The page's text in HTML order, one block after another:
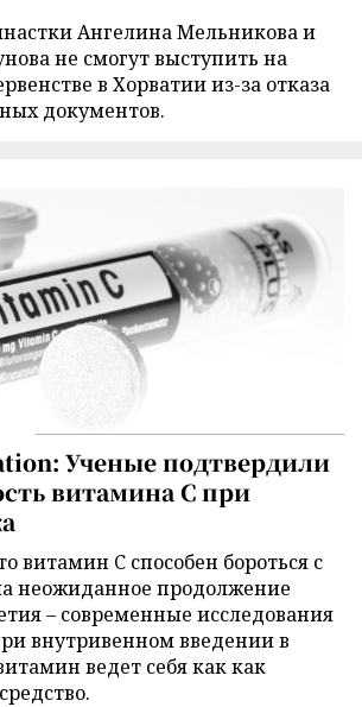
Ангелина Мельникова и
не смогут выступить на
в Хорватии из-за отказа
документов.
Ученые подтвердили
витамина C при
витамин C способен бороться с
неожиданное продолжение
– современные исследования
внутривенном введении в
ведет себя как как